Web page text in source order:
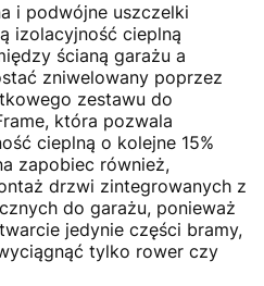
i podwójne uszczelki
izolacyjność cieplną
ścianą garażu a
zniwelowany poprzez
zestawu do
która pozwala
cieplną o kolejne 15%
zapobiec również,
drzwi zintegrowanych z
do garażu, ponieważ
jedynie części bramy,
tylko rower czy